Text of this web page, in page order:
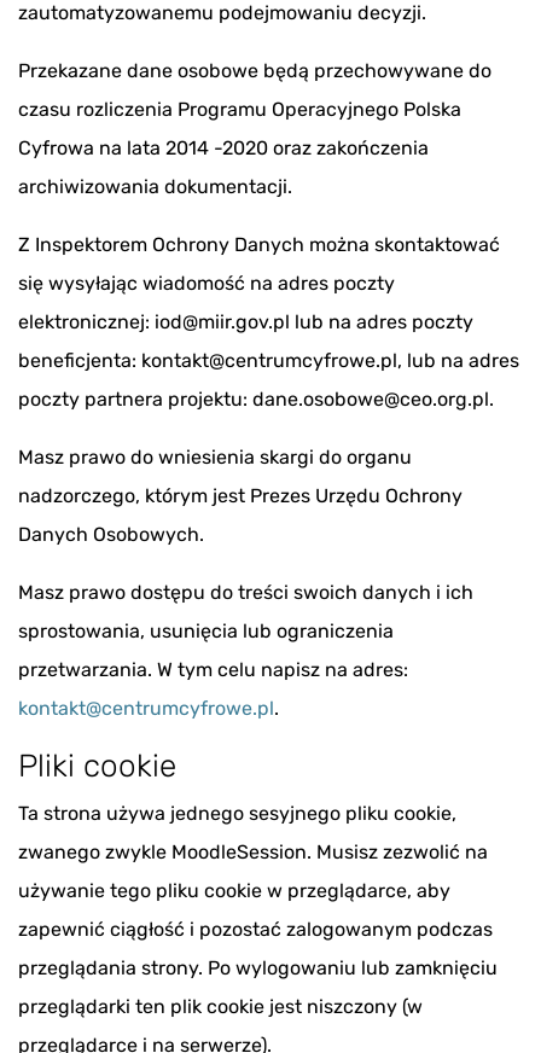
zautomatyzowanemu podejmowaniu decyzji.
Przekazane dane osobowe będą przechowywane do
czasu rozliczenia Programu Operacyjnego Polska
Cyfrowa na lata 2014 -2020 oraz zakończenia
archiwizowania dokumentacji.
Z Inspektorem Ochrony Danych można skontaktować
się wysyłając wiadomość na adres poczty
elektronicznej: iod@miir.gov.pl lub na adres poczty
beneficjenta: kontakt@centrumcyfrowe.pl, lub na adres
poczty partnera projektu: dane.osobowe@ceo.org.pl.
Masz prawo do wniesienia skargi do organu
nadzorczego, którym jest Prezes Urzędu Ochrony
Danych Osobowych.
Masz prawo dostępu do treści swoich danych i ich
sprostowania, usunięcia lub ograniczenia
przetwarzania. W tym celu napisz na adres:
kontakt@centrumcyfrowe.pl.
Pliki cookie
Ta strona używa jednego sesyjnego pliku cookie,
zwanego zwykle MoodleSession. Musisz zezwolić na
używanie tego pliku cookie w przeglądarce, aby
zapewnić ciągłość i pozostać zalogowanym podczas
przeglądania strony. Po wylogowaniu lub zamknięciu
przeglądarki ten plik cookie jest niszczony (w
przeglądarce i na serwerze).